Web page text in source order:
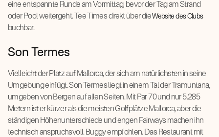
eine entspannte Runde am Vormittag, bevor der Tag am Strand
oder Pool weitergeht. Tee Times direkt über dieWebsite des Clubs
buchbar.
Son Termes
Vielleicht der Platz auf Mallorca, der sich am natürlichsten in seine
Umgebung einfügt. Son Termes liegt in einem Tal der Tramuntana,
umgeben von Bergen auf allen Seiten. Mit Par 70 und nur 5.285
Metern ist er kürzer als die meisten Golfplätze Mallorca, aber die
ständigen Höhenunterschiede und engen Fairways machen ihn
technisch anspruchsvoll. Buggy empfohlen. Das Restaurant mit